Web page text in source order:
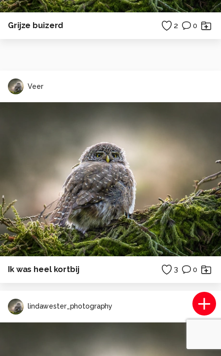
Grijze buizerd 2 0
Veer
Ik was heel kortbij 3 0
lindawester_photography